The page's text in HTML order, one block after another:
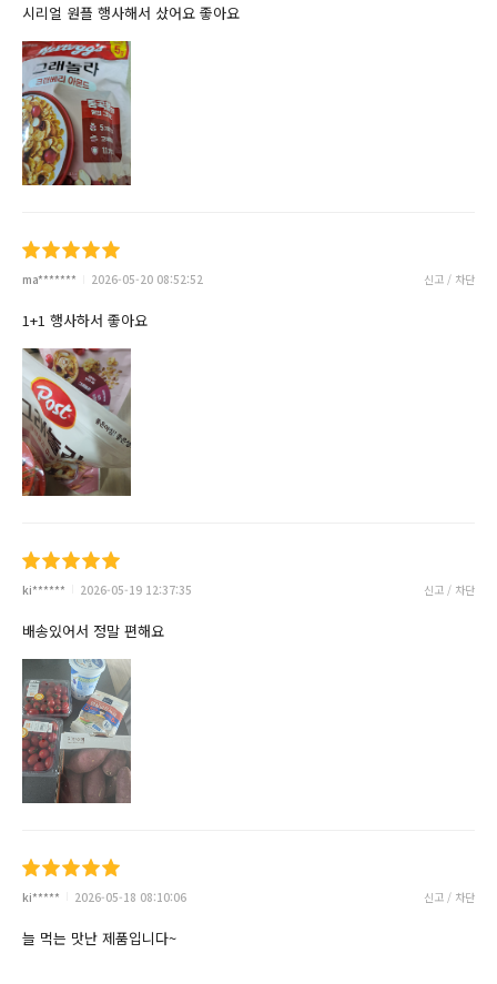
시리얼 원플 행사해서 샀어요 좋아요
ma******* 2026-05-20 08:52:52 신고 / 차단
1+1 행사하서 좋아요
ki****** 2026-05-19 12:37:35 신고 / 차단
배송있어서 정말 편해요
ki***** 2026-05-18 08:10:06 신고 / 차단
늘 먹는 맛난 제품입니다~